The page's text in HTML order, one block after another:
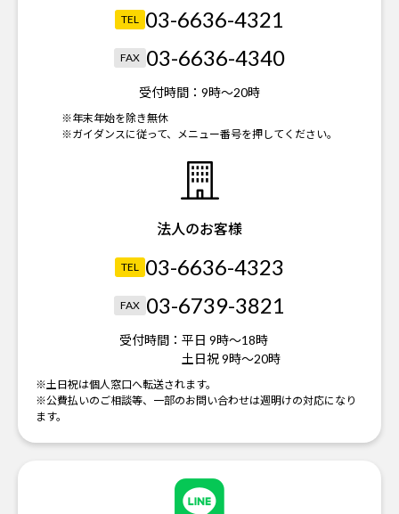
TEL 03-6636-4321
FAX 03-6636-4340
受付時間： 9時～20時
※年末年始を除き無休
※ガイダンスに従って、メニュー番号を押してください。
法人のお客様
TEL 03-6636-4323
FAX 03-6739-3821
受付時間： 平日 9時～18時
土日祝 9時～20時
※土日祝は個人窓口へ転送されます。
※公費払いのご相談等、一部のお問い合わせは週明けの対応になり
ます。